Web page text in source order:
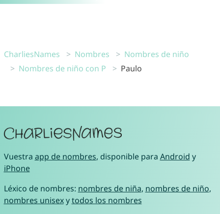
CharliesNames Nombres
Nombres de niño
Nombres de niño con P
Paulo
Vuestra app de nombres, disponible para Android y
iPhone
Léxico de nombres: nombres de niña, nombres de niño,
nombres unisexytodos los nombres